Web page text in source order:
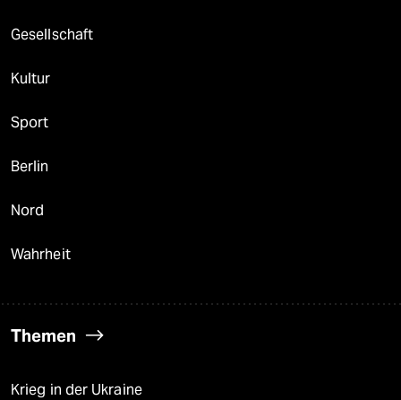
Gesellschaft
Kultur
Sport
Berlin
Nord
Wahrheit
Themen
Krieg in der Ukraine